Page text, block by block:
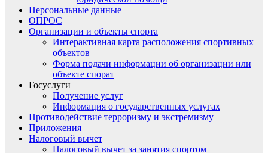
Персональные данные
ОПРОС
Организации и объекты спорта
Интерактивная карта расположения спортивных
объектов
Форма подачи информации об организации или
объекте спорат
Госуслуги
Получение услуг
Информация о государственных услугах
Противодействие терроризму и экстремизму
Приложения
Налоговый вычет
Налоговый вычет за занятия спортом